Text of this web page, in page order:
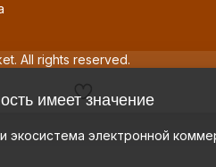
All rights reserved.
имеет значение
экосистема электронной